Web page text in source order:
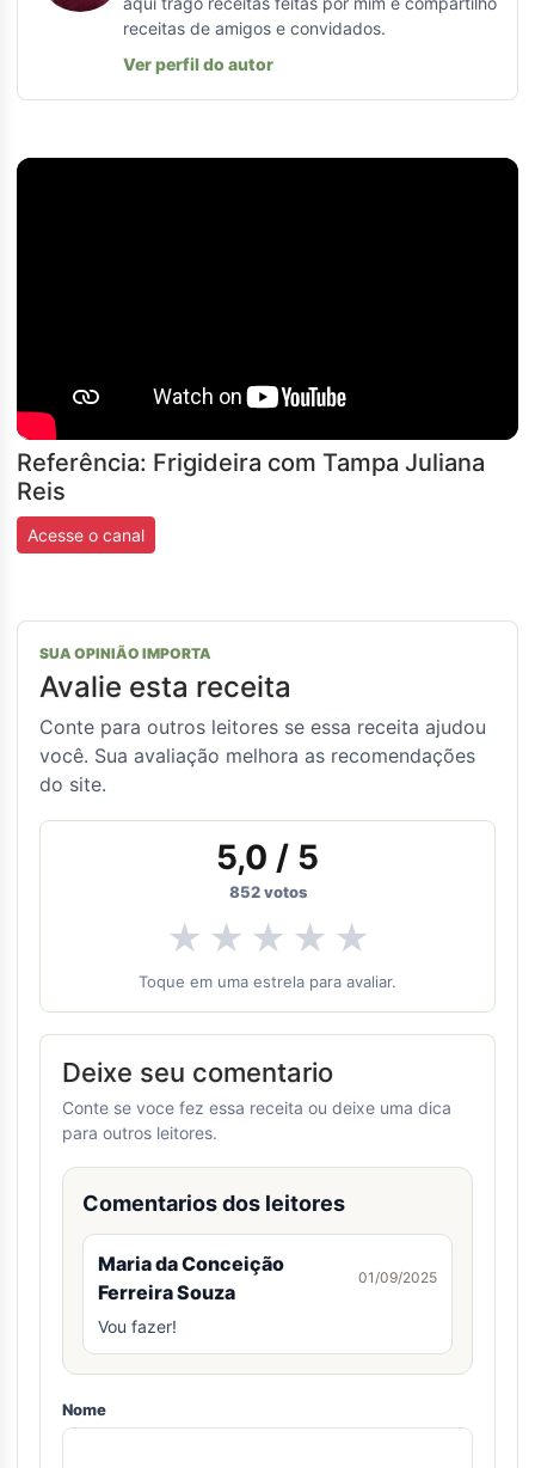
receitas de amigos e convidados.
Ver perfil do autor
Referência: Frigideira com Tampa Juliana
Reis
Acesse o canal
SUA OPINIÃO IMPORTA
Avalie esta receita
Conte para outros leitores se essa receita ajudou
você. Sua avaliação melhora as recomendações
do site.
5,0 / 5
852votos
★ ★ ★ ★ ★
Toque em uma estrela para avaliar.
Deixe seu comentario
Conte se voce fez essa receita ou deixe uma dica
para outros leitores.
Comentarios dos leitores
Maria da Conceição
Ferreira Souza
01/09/2025
Vou fazer!
Nome